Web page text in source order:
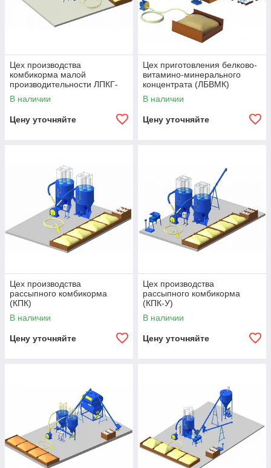
Цех производства
комбикорма малой
производительности ЛПКГ-
mini
В наличии
Цену уточняйте
Цех приготовления белково-
витамино-минерального
концентрата (ЛБВМК)
В наличии
Цену уточняйте
Цех производства
рассыпного комбикорма
(КПК)
В наличии
Цену уточняйте
Цех производства
рассыпного комбикорма
(КПК-У)
В наличии
Цену уточняйте